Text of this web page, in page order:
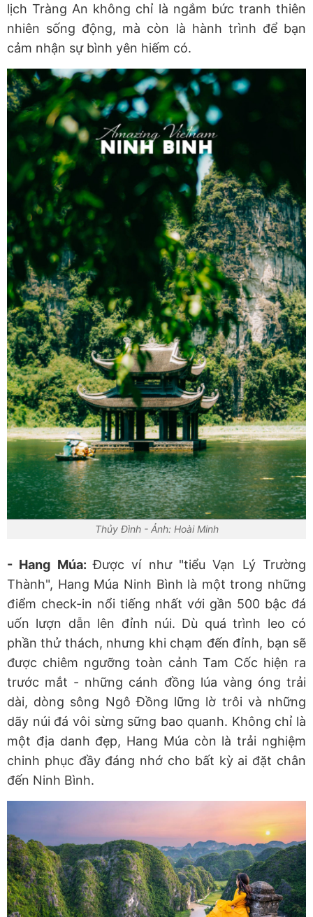
lịch Tràng An không chỉ là ngắm bức tranh thiên
nhiên sống động, mà còn là hành trình để bạn
cảm nhận sự bình yên hiếm có.
Thủy Đình - Ảnh: Hoài Minh
- Hang Múa:Được ví như "tiểu Vạn Lý Trường
Thành", Hang Múa Ninh Bình là một trong những
điểm check-in nổi tiếng nhất với gần 500 bậc đá
uốn lượn dẫn lên đỉnh núi. Dù quá trình leo có
phần thử thách, nhưng khi chạm đến đỉnh, bạn sẽ
được chiêm ngưỡng toàn cảnh Tam Cốc hiện ra
trước mắt - những cánh đồng lúa vàng óng trải
dài, dòng sông Ngô Đồng lững lờ trôi và những
dãy núi đá vôi sừng sững bao quanh. Không chỉ là
một địa danh đẹp, Hang Múa còn là trải nghiệm
chinh phục đầy đáng nhớ cho bất kỳ ai đặt chân
đến Ninh Bình.